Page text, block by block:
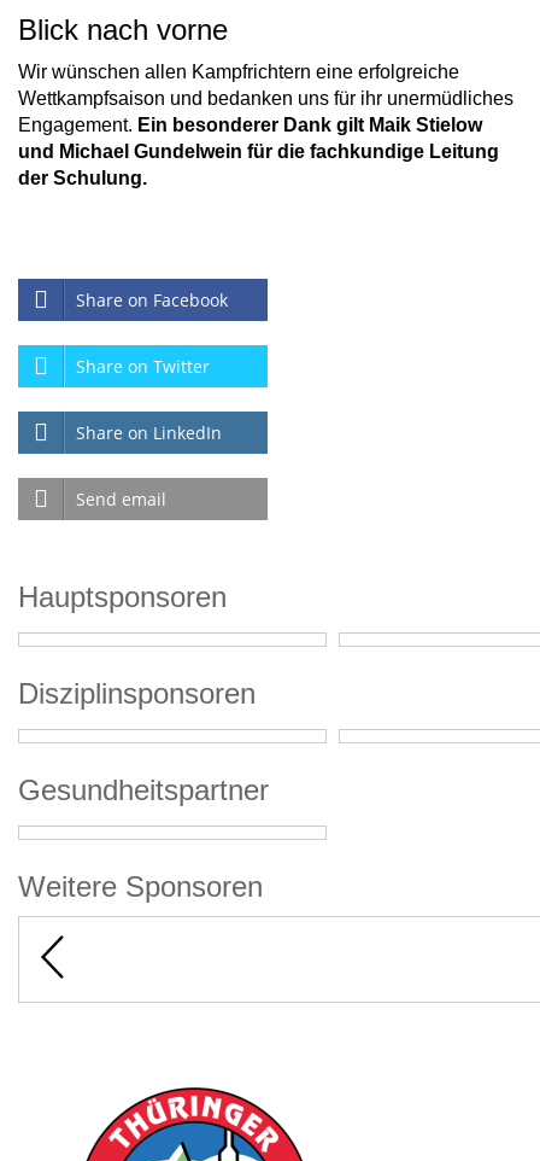
Blick nach vorne
Wir wünschen allen Kampfrichtern eine erfolgreiche
Wettkampfsaison und bedanken uns für ihr unermüdliches
Engagement. Ein besonderer Dank gilt Maik Stielow
und Michael Gundelwein für die fachkundige Leitung
der Schulung.
Share on Facebook
Share on Twitter
Share on LinkedIn
Send email
Hauptsponsoren
Disziplinsponsoren
Gesundheitspartner
Weitere Sponsoren